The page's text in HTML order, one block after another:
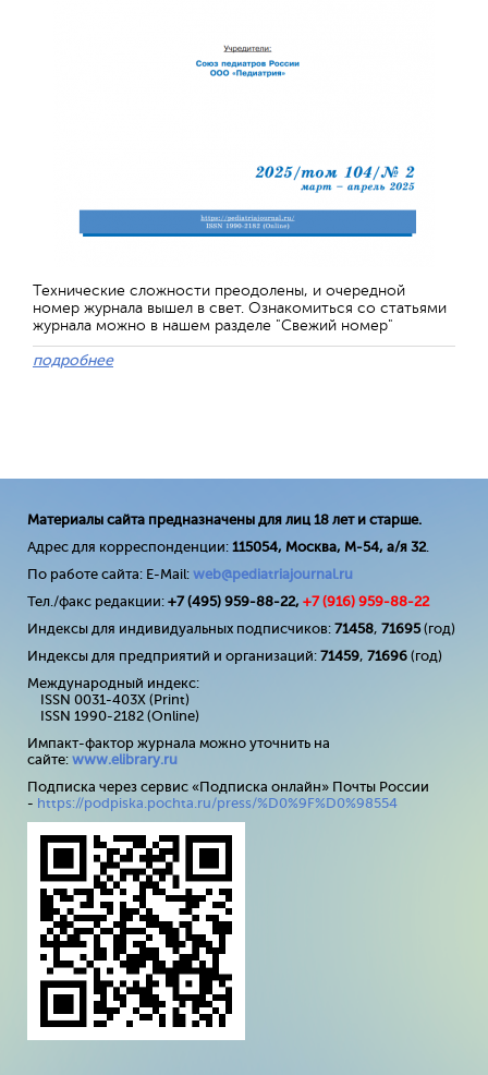
Технические сложности преодолены, и очередной
номер журнала вышел в свет. Ознакомиться со статьями
журнала можно в нашем разделе "Свежий номер"
подробнее
Материалы сайта предназначены для лиц 18 лет и старше.
Адрес для корреспонденции: 115054, Москва, М-54, а/я 32.
По работе сайта: E-Mail: web@pediatriajournal.ru
Тел./факс редакции: +7 (495) 959-88-22, +7 (916) 959-88-22
Индексы для индивидуальных подписчиков: 71458, 71695(год)
Индексы для предприятий и организаций: 71459, 71696 (год)
Международный индекс:
ISSN 0031-403X (Print)
ISSN 1990-2182 (Online)
Импакт-фактор журнала можно уточнить на
сайте: www.elibrary.ru
Подписка через сервис «Подписка онлайн» Почты России
- https://podpiska.pochta.ru/press/%D0%9F%D0%98554